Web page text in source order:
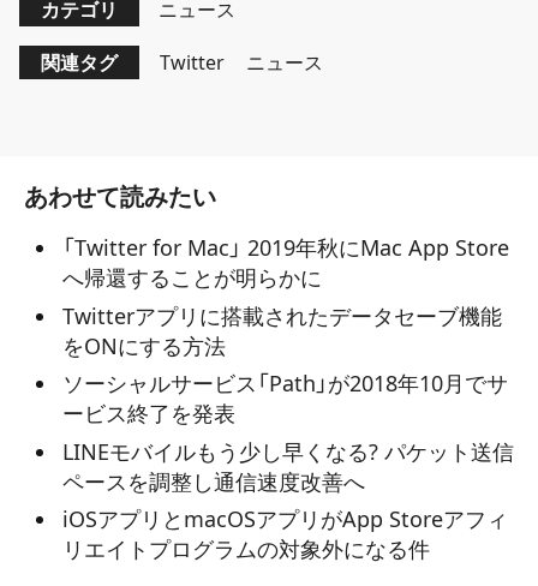
カテゴリ ニュース
関連タグ Twitter ニュース
あわせて読みたい
「Twitter for Mac」 2019年秋にMac App Store
へ帰還することが明らかに
Twitterアプリに搭載されたデータセーブ機能
をONにする方法
ソーシャルサービス「Path」が2018年10月でサ
ービス終了を発表
LINEモバイルもう少し早くなる? パケット送信
ペースを調整し通信速度改善へ
iOSアプリとmacOSアプリがApp Storeアフィ
リエイトプログラムの対象外になる件